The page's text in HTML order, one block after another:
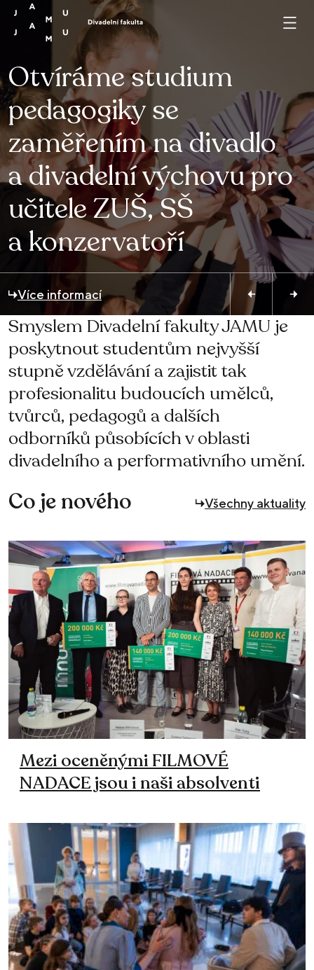
Přeskočit na obsah
Kurz Divadlo a škola pro
všechny, kdo chtějí
obohatit svou výuku
o prvky divadla
a dramatické výchovy
Otvíráme studium
pedagogiky se
zaměřením na divadlo
a divadelní výchovu pro
učitele ZUŠ, SŠ
a konzervatoří
Více informací
Herectví 2.0
Aneb jak bude vypadat
nová podoba studia
herectví na JAMU?
Smyslem Divadelní fakulty JAMU je
poskytnout studentům nejvyšší
stupně vzdělávání a zajistit tak
profesionalitu budoucích umělců,
tvůrců, pedagogů a dalších
odborníků působících v oblasti
divadelního a performativního umění.
Co je nového Všechny aktuality
Mezi oceněnými FILMOVÉ
NADACE jsou i naši absolventi